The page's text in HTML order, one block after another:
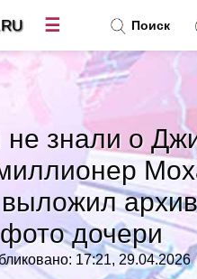
не знали о
фото дочери
17:21, 29.04.2026
Поиск
☰